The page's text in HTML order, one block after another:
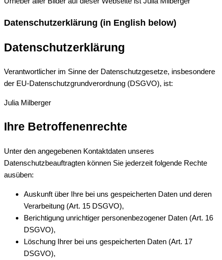
Datenschutzerklärung (in English below)
Datenschutzerklärung
Verantwortlicher im Sinne der Datenschutzgesetze, insbesondere
der EU-Datenschutzgrundverordnung (DSGVO), ist:
Julia Milberger
Ihre Betroffenenrechte
Unter den angegebenen Kontaktdaten unseres
Datenschutzbeauftragten können Sie jederzeit folgende Rechte
ausüben:
Auskunft über Ihre bei uns gespeicherten Daten und deren
Verarbeitung (Art. 15 DSGVO),
Berichtigung unrichtiger personenbezogener Daten (Art. 16
DSGVO),
Löschung Ihrer bei uns gespeicherten Daten (Art. 17
DSGVO),